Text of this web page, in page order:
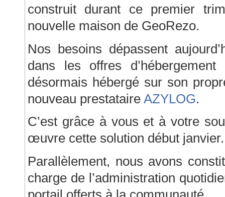
construit durant ce premier
nouvelle maison de GeoRezo.
Nos besoins dépassent
dans les offres
désormais hébergé sur son
nouveau prestataire AZYLOG.
C’est grâce à vous et à votre
œuvre cette solution début janvier.
Parallèlement, nous avons
charge de l’administration